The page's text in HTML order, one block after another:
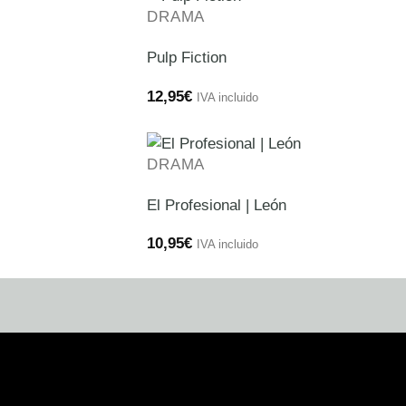
DRAMA
Pulp Fiction
12,95€ IVA incluido
DRAMA
El Profesional | León
10,95€ IVA incluido